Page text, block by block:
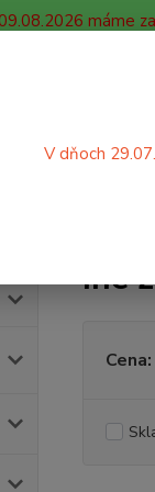
máme
Iné
Cena:
V dňoch